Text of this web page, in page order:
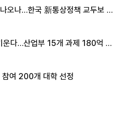
오나…한국 新통상정책 교두보 활
운다…산업부 15개 과제 180억 지
여 200개 대학 선정